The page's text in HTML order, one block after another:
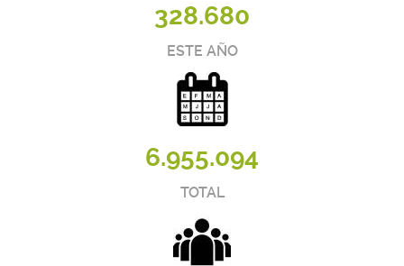
328.680
ESTE AÑO
6.955.094
TOTAL